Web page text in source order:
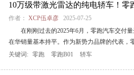
10万级带激光雷达的纯电轿车！零
作者： XCP伍卓彦 2025-07-25
在刚刚过去的2025年6月，零跑汽车交付
在华销量基本持平。作为新势力品牌的代表，
关键词: 零跑 零跑B01 轿车